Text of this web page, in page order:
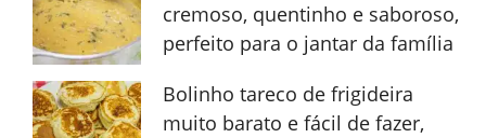
cremoso, quentinho e saboroso,
perfeito para o jantar da família
Bolinho tareco de frigideira
muito barato e fácil de fazer,